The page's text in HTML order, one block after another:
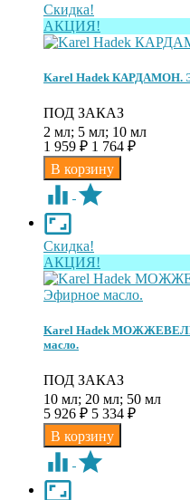
Скидка!
АКЦИЯ!
Karel Hadek КАРДАМОН.
ПОД ЗАКАЗ
2 мл; 5 мл; 10 мл
1 959 ₽ 1 764 ₽
Скидка!
АКЦИЯ!
Karel Hadek
масло.
ПОД ЗАКАЗ
10 мл; 20 мл; 50 мл
5 926 ₽ 5 334 ₽